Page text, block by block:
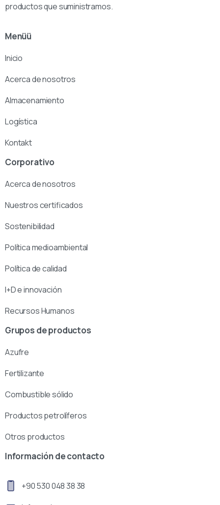
productos que suministramos.
Menüü
Inicio
Acerca de nosotros
Almacenamiento
Logística
Kontakt
Corporativo
Acerca de nosotros
Nuestros certificados
Sostenibilidad
Política medioambiental
Política de calidad
I+D e innovación
Recursos Humanos
Grupos de productos
Azufre
Fertilizante
Combustible sólido
Productos petrolíferos
Otros productos
Información de contacto
+90 530 048 38 38